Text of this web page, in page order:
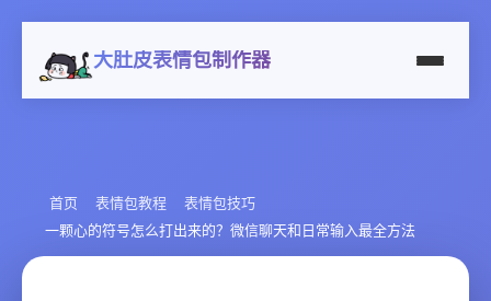
大肚皮表情包制作器
首页 表情包教程
表情包技巧
一颗心的符号怎么打出来的？微信聊天和日常输入最全方法